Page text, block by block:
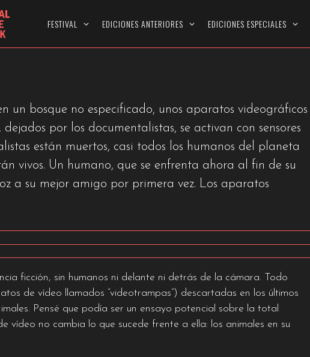
FESTIVAL EDICIONES ANTERIORES EDICIONES ESPECIALES
un bosque no especificado, unos aparatos videográficos
por los documentalistas, se activan con sensores
están muertos, casi todos los humanos del planeta
vivos. Un humano, que se enfrenta ahora al fin de su
a su mejor amigo por primera vez. Los aparatos
ficción, sin humanos ni delante ni detrás de la cámara. Todo
de vídeo llamados “videotrampas”) descartadas en los últimos
Pensé que podía ser un ensayo potencial sobre la total
vídeo no cambia lo que sucede frente a ella: los animales en su